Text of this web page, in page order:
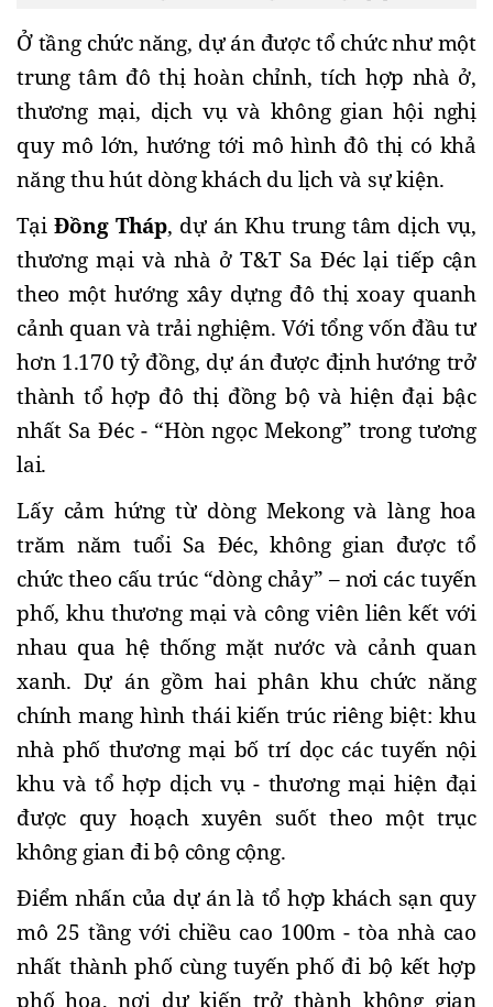
Ở tầng chức năng, dự án được tổ chức như một
trung tâm đô thị hoàn chỉnh, tích hợp nhà ở,
thương mại, dịch vụ và không gian hội nghị
quy mô lớn, hướng tới mô hình đô thị có khả
năng thu hút dòng khách du lịch và sự kiện.
Tại Đồng Tháp, dự án Khu trung tâm dịch vụ,
thương mại và nhà ở T&T Sa Đéc lại tiếp cận
theo một hướng xây dựng đô thị xoay quanh
cảnh quan và trải nghiệm. Với tổng vốn đầu tư
hơn 1.170 tỷ đồng, dự án được định hướng trở
thành tổ hợp đô thị đồng bộ và hiện đại bậc
nhất Sa Đéc - “Hòn ngọc Mekong” trong tương
lai.
Lấy cảm hứng từ dòng Mekong và làng hoa
trăm năm tuổi Sa Đéc, không gian được tổ
chức theo cấu trúc “dòng chảy” – nơi các tuyến
phố, khu thương mại và công viên liên kết với
nhau qua hệ thống mặt nước và cảnh quan
xanh. Dự án gồm hai phân khu chức năng
chính mang hình thái kiến trúc riêng biệt: khu
nhà phố thương mại bố trí dọc các tuyến nội
khu và tổ hợp dịch vụ - thương mại hiện đại
được quy hoạch xuyên suốt theo một trục
không gian đi bộ công cộng.
Điểm nhấn của dự án là tổ hợp khách sạn quy
mô 25 tầng với chiều cao 100m - tòa nhà cao
nhất thành phố cùng tuyến phố đi bộ kết hợp
phố hoa, nơi dự kiến trở thành không gian